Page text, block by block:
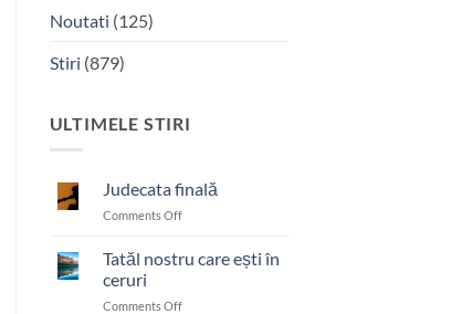
Noutati (125)
Stiri (879)
ULTIMELE STIRI
Judecata finală
Comments Offon
Tatăl nostru care ești în
ceruri
Comments Offon